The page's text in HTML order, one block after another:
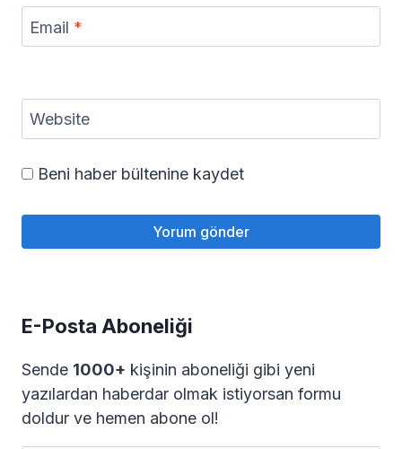
Email *
Website
Beni haber bültenine kaydet
E-Posta Aboneliği
Sende 1000+ kişinin aboneliği gibi yeni
yazılardan haberdar olmak istiyorsan formu
doldur ve hemen abone ol!